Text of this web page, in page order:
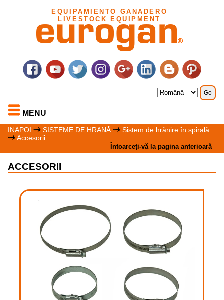
EQUIPAMIENTO GANADERO
LIVESTOCK EQUIPMENT
MENU
INAPOI SISTEME DE HRANĂ
Sistem de hrănire în spirală
Accesorii
Întoarceți-vă la pagina anterioară
ACCESORII